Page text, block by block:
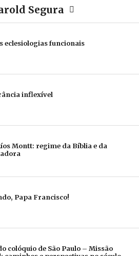
Segura
eclesiologias funcionais
inflexível
Montt: regime da Bíblia e da
Papa Francisco!
colóquio de São Paulo – Missão